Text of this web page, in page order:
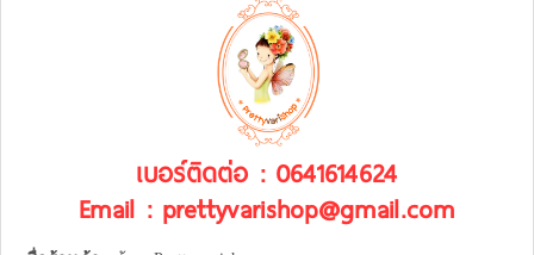
เบอร์ติดต่อ : 0641614624
Email : prettyvarishop@gmail.com